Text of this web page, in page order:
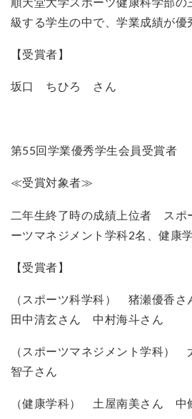
級する学生の中で、学業成績が優
【受賞者】
坂口 ちひろ さん
第55回学業優秀学生会員受賞者
≪受賞対象者≫
二年生終了時の成績上位者 スポ
ーツマネジメント学科2名、健康
【受賞者】
（スポーツ科学科） 猪瀬優香
田中清玄さん 中村海斗さん
（スポーツマネジメント学科
智子さん
（健康学科） 土屋南美さん 中